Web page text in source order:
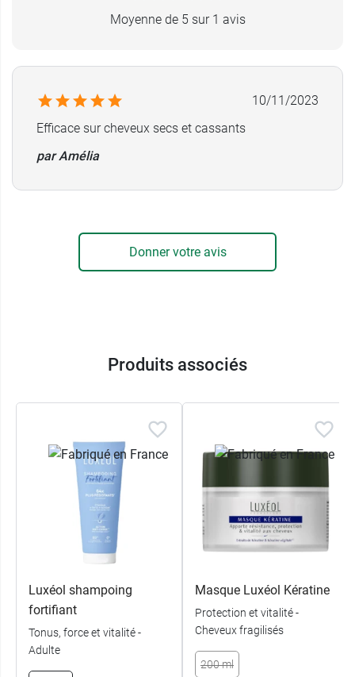
Moyenne de 5 sur 1 avis
10/11/2023
Efficace sur cheveux secs et cassants
par Amélia
Donner votre avis
Produits associés
Luxéol shampoing
fortifiant
Tonus, force et vitalité -
Adulte
Masque Luxéol Kératine
Protection et vitalité -
Cheveux fragilisés
200 ml